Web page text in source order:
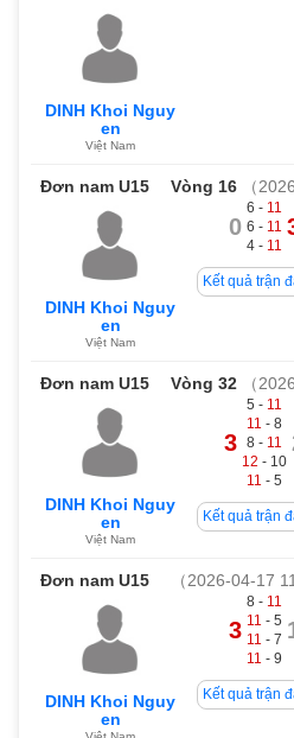
DINH Khoi Nguy
en
Việt Nam
Đơn nam U15 Vòng 16 （
DINH Khoi Nguy
en
Việt Nam
0
6 - 11
6 - 11
4 - 11
Kết quả trận
Đơn nam U15 Vòng 32 （
DINH Khoi Nguy
en
Việt Nam
3
5 - 11
11 - 8
8 - 11
12 - 10
11 - 5
Kết quả trận
Đơn nam U15 （2026-04-17
DINH Khoi Nguy
en
3
8 - 11
11 - 5
11 - 7
11 - 9
Kết quả trận